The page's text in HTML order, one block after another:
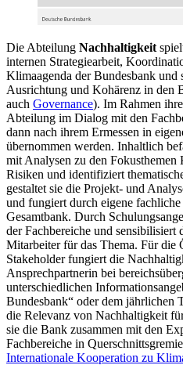
Die Abteilung Nachhaltigkeit
internen Strategiearbeit,
Klimaagenda der Bundesbank und
Ausrichtung und Kohärenz in den
auch Governance). Im Rahmen
Abteilung im Dialog mit den
dann nach ihrem Ermessen in
übernommen werden. Inhaltlich
mit Analysen zu den
Risiken und identifiziert
gestaltet sie die Projekt- und
und fungiert durch eigene
Gesamtbank. Durch
der Fachbereiche und sensibilisiert
Mitarbeiter für das Thema. Für die
Stakeholderfungiert die
Ansprechpartnerin bei
unterschiedlichen
Bundesbank“ oder dem jährlichen
die Relevanz von Nachhaltigkeit
sie die Bank zusammen mit den
Fachbereiche in
Internationale Kooperation zu